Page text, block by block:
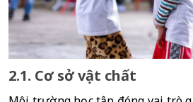
2.1. Cơ sở vật chất